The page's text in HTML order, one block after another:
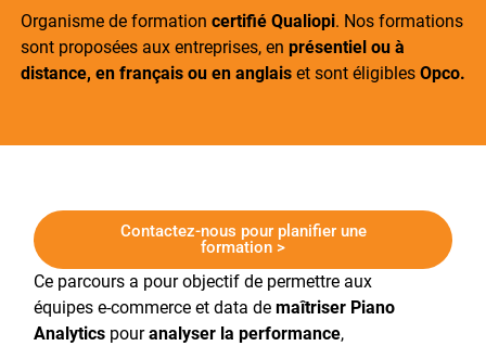
Organisme de formation certifié Qualiopi. Nos formations
sont proposées aux entreprises, en présentiel ou à
distance, en français ou en anglais et sont éligiblesOpco.
Contactez-nous pour planifier une
formation >
Ce parcours a pour objectif de permettre aux
équipes e-commerce et data de maîtriser Piano
Analyticspouranalyser la performance,